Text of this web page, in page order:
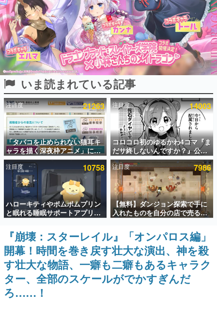
電ファミのいま読まれている記事ランキング
アプリセール情報
インタビュー
連載・特集一覧
殿堂入り記事
SNS拡散数が数千以上！ ページビュー数万以上！ などな
ど。多くの人々に読まれた、電ファミ渾身の“殿堂入り”記
事をまとめました。
ゲームの企画書
名作ゲームクリエイターの方々に製作時のエピソードをお
聞きし、ヒットする企画（ゲーム）とは何か？を探ってい
きます。
赫本
この物語を解いてはいけない。『赫本』は、〈試験問題〉
の形をした短編ホラー小説集です。
新世代に訊く
これからのデジタルゲーム市場を担う若きクリエイター達
の姿を追い、彼らのルーツと情熱を探っていきます。
ゲーム世代の作家たち
ゲームに多大な影響を受けた作家さんに取材し、ゲームが
日本のコンテンツ産業やカルチャーに与えた影響を探る企
画です。
日本モバイルゲーム産業史
日本のモバイルゲーム史における主要なトピック・タイト
いま読まれている記事
注目度 21263
「タバコを止められない猫耳キ
ャラを描く深夜枠アニメ」に視
聴者の一部から批判意見。違法
薬物の使用と思わしき描写も含
めて、BPOが議論を交わす
注目度 14003
コロコロ初のゆるかわ4コマ『ま
だサ終しないんですか？』公開
スタート。主人公は新入社員の
侘石ダイヤ、ゲーム会社を舞台
にトラブルへ対応する社員たち
を描く
注目度 10758
ハローキティやポムポムプリン
と眠れる睡眠サポートアプリ
『ゆめたび』が配信中。キャラ
ごとのASMRや目覚ましアラー
ムも搭載
注目度 7986
【無料】ダンジョン探索で手に
入れたものを自分の店で売るゲ
ーム『Moonlighter』がSteam
にて無料配布中！続編
『Moonlighter 2』の9月2日正
式リリースを記念したキャンペ
ーン
『崩壊：スターレイル』「オンパロス編」
開幕！時間を巻き戻す壮大な演出、神を殺
す壮大な物語、一癖も二癖もあるキャラク
ター、全部のスケールがでかすぎんだ
ろ……！